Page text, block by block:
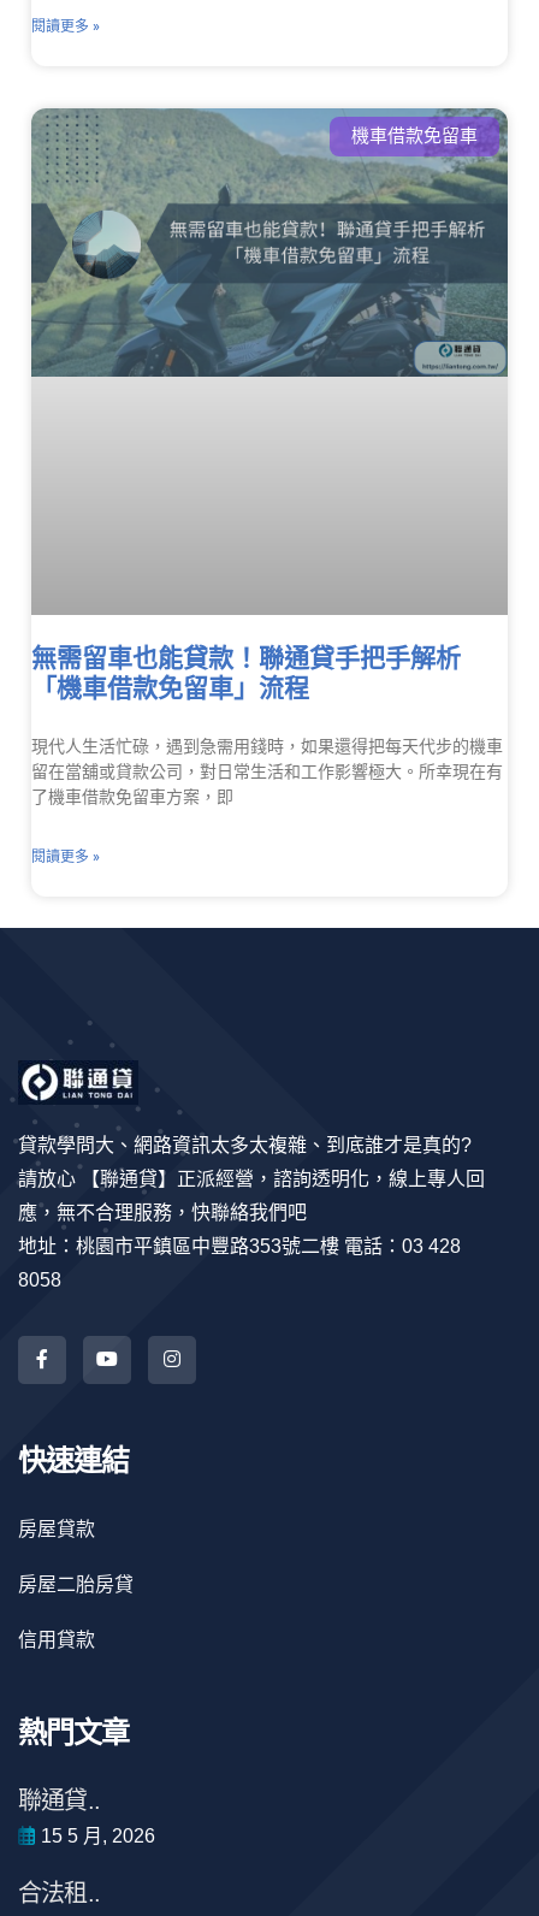
閱讀更多 »
機車借款免留車
無需留車也能貸款！聯通貸手把手解析
「機車借款免留車」流程
現代人生活忙碌，遇到急需用錢時，如果還得把每天代步的機車
留在當舖或貸款公司，對日常生活和工作影響極大。所幸現在有
了機車借款免留車方案，即
閱讀更多 »
貸款學問大、網路資訊太多太複雜、到底誰才是真的?
請放心 【聯通貸】正派經營，諮詢透明化，線上專人回
應，無不合理服務，快聯絡我們吧
地址：桃園市平鎮區中豐路353號二樓 電話：03 428
8058
快速連結
房屋貸款
房屋二胎房貸
信用貸款
熱門文章
聯通貸..
15 5 月, 2026
合法租..